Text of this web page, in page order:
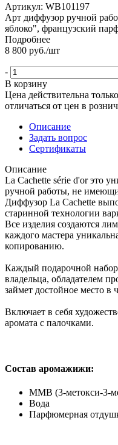
Артикул: WB101197
Арт диффузор ручной
яблоко", французский
Подробнее
8 800 руб./шт
-
В корзину
Цена действительна
отличаться от цен в
Описание
Задать вопрос
Сертификаты
Описание
La Cachette série d'or это
ручной работы, не
Диффузор La Cachette
старинной технологии
Все изделия создаются
каждого мастера
копированию.
Каждый подарочной набор
владельца, обладателем
займет достойное место в
Включает в себя
аромата с палочками.
Состав аромажижи:
MMB (3-метокси-3-
Вода
Парфюмерная